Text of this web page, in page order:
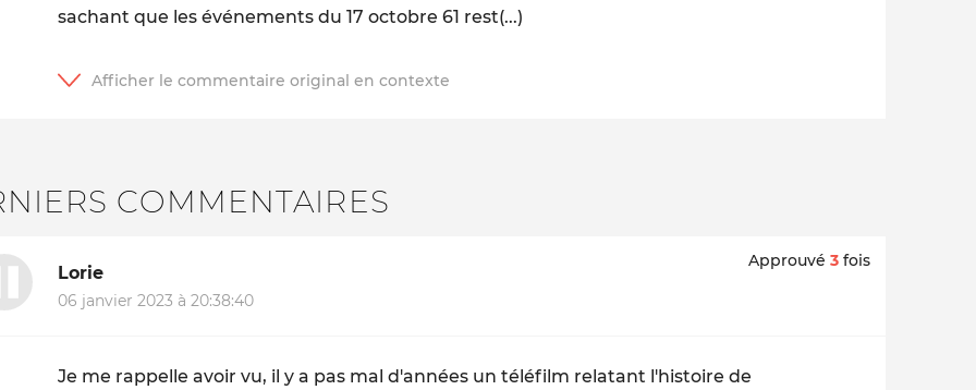
sachant que les événements du 17 octobre 61 rest(...)
COMMENTAIRES
Lorie
06 janvier 2023 à 20:38:40
Approuvé 3 fois
Je me rappelle avoir vu, il y a pas mal d'années un téléfilm relatant l'histoire de